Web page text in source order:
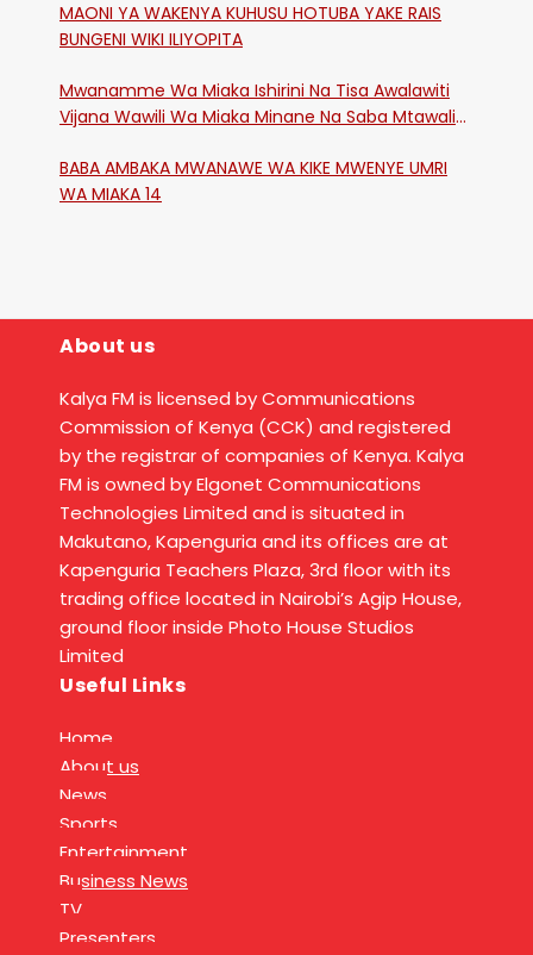
MAONI YA WAKENYA KUHUSU HOTUBA YAKE RAIS
BUNGENI WIKI ILIYOPITA
Mwanamme Wa Miaka Ishirini Na Tisa Awalawiti
Vijana Wawili Wa Miaka Minane Na Saba Mtawalia
BABA AMBAKA MWANAWE WA KIKE MWENYE UMRI
WA MIAKA 14
About us
Kalya FM is licensed by Communications
Commission of Kenya (CCK) and registered
by the registrar of companies of Kenya. Kalya
FM is owned by Elgonet Communications
Technologies Limited and is situated in
Makutano, Kapenguria and its offices are at
Kapenguria Teachers Plaza, 3rd floor with its
trading office located in Nairobi’s Agip House,
ground floor inside Photo House Studios
Limited
Useful Links
Home
About us
News
Sports
Entertainment
Business News
TV
Presenters